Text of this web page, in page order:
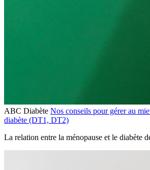
ABC Diabète Nos conseils pour gérer au
diabète (DT1, DT2)
La relation entre la ménopause et le diabète